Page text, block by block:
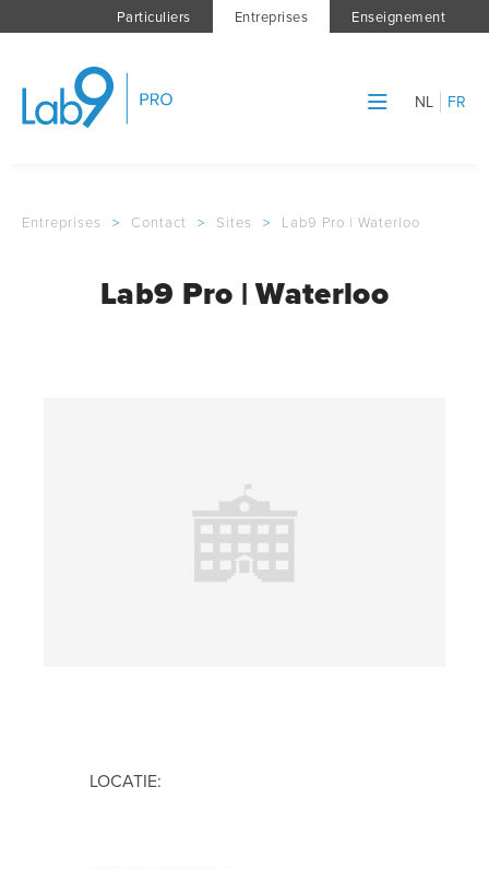
Particuliers Entreprises Enseignement
NL FR
Entreprises > Contact > Sites > Lab9 Pro | Waterloo
Lab9 Pro | Waterloo
LOCATIE: